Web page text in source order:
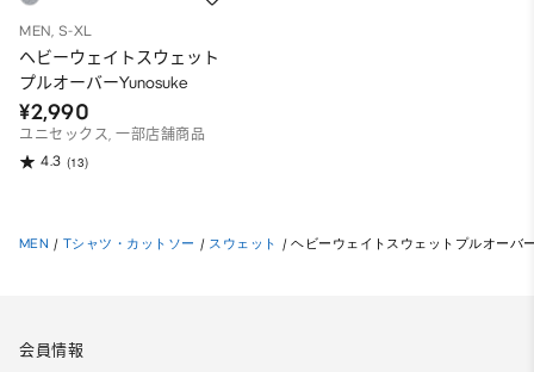
MEN, S-XL
ヘビーウェイトスウェット
プルオーバーYunosuke
¥2,990
ユニセックス, 一部店舗商品
4.3 (13)
MEN / Tシャツ・カットソー / スウェット / ヘビーウェイトスウェットプルオーバ
会員情報